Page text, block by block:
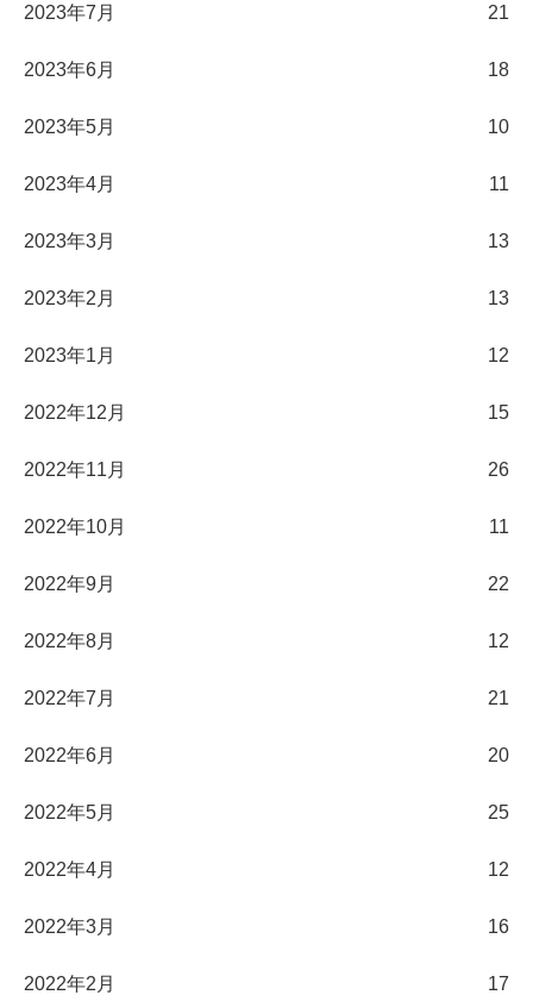
2023年7月 21
2023年6月 18
2023年5月 10
2023年4月 11
2023年3月 13
2023年2月 13
2023年1月 12
2022年12月 15
2022年11月 26
2022年10月 11
2022年9月 22
2022年8月 12
2022年7月 21
2022年6月 20
2022年5月 25
2022年4月 12
2022年3月 16
2022年2月 17